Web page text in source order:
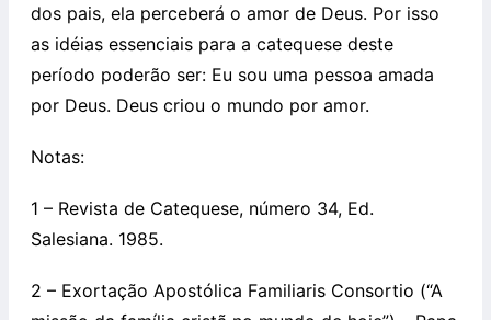
dos pais, ela perceberá o amor de Deus. Por isso
as idéias essenciais para a catequese deste
período poderão ser: Eu sou uma pessoa amada
por Deus. Deus criou o mundo por amor.
Notas:
1 – Revista de Catequese, número 34, Ed.
Salesiana. 1985.
2 – Exortação Apostólica Familiaris Consortio (“A